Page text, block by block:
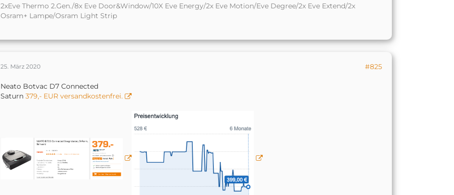
2xEve Thermo 2.Gen./8x Eve Door&Window/10X Eve Energy/2x Eve Motion/Eve Degree/2x Eve Extend/2x
Osram+ Lampe/Osram Light Strip
25. März 2020 #825
Neato Botvac D7 Connected
Saturn 379,- EUR versandkostenfrei.